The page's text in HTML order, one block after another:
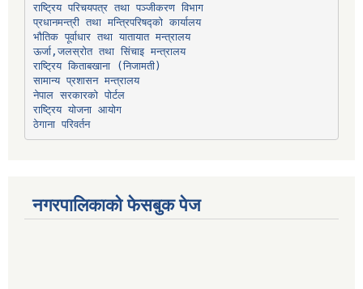
राष्ट्रिय परिचयपत्र तथा पञ्‍जीकरण विभाग
प्रधानमन्त्री तथा मन्त्रिपरिषद्को कार्यालय
भौतिक पूर्वाधार तथा यातायात मन्त्रालय
ऊर्जा,जलस्रोत तथा सिंचाइ मन्त्रालय
सामान्य प्रशासन मन्त्रालय
नेपाल सरकारको पोर्टल
राष्ट्रिय योजना आयोग
ठेगाना परिवर्तन
नगरपालिकाको फेसबुक पेज